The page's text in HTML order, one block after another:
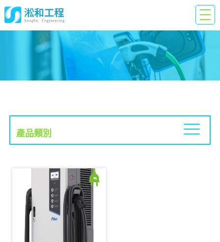
Products
產品類別